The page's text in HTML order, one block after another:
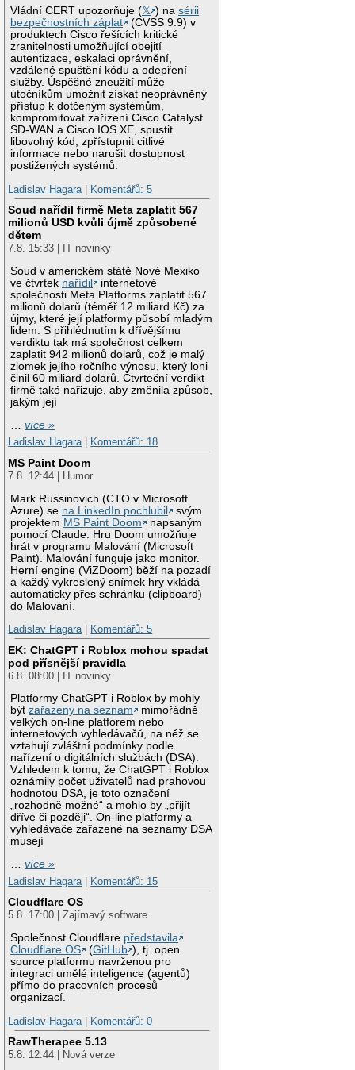
Vládní CERT upozorňuje (𝕏 ) nasérii
bezpečnostních záplat
(CVSS 9.9) v
produktech Cisco řešících kritické
zranitelnosti umožňující obejití
autentizace, eskalaci oprávnění,
vzdálené spuštění kódu a odepření
služby. Úspěšné zneužití může
útočníkům umožnit získat neoprávněný
přístup k dotčeným systémům,
kompromitovat zařízení Cisco Catalyst
SD-WAN a Cisco IOS XE, spustit
libovolný kód, zpřístupnit citlivé
informace nebo narušit dostupnost
postižených systémů.
Ladislav Hagara
Komentářů: 5
Soud nařídil firmě Meta zaplatit 567
milionů USD kvůli újmě způsobené
dětem
7.8. 15:33 | IT novinky
Soud v americkém státě Nové Mexiko
ve čtvrtek nařídil
internetové
společnosti Meta Platforms zaplatit 567
milionů dolarů (téměř 12 miliard Kč) za
újmy, které její platformy působí mladým
lidem. S přihlédnutím k dřívějšímu
verdiktu tak má společnost celkem
zaplatit 942 milionů dolarů, což je malý
zlomek jejího ročního výnosu, který loni
činil 60 miliard dolarů. Čtvrteční verdikt
firmě také nařizuje, aby změnila způsob,
jakým její
…více »
Ladislav Hagara| Komentářů: 18
MS Paint Doom
7.8. 12:44 | Humor
Mark Russinovich (CTO v Microsoft
Azure) se na LinkedIn pochlubil
svým
projektem MS Paint Doom
napsaným
pomocí Claude. Hru Doom umožňuje
hrát v programu Malování (Microsoft
Paint). Malování funguje jako monitor.
Herní engine (ViZDoom) běží na pozadí
a každý vykreslený snímek hry vkládá
automaticky přes schránku (clipboard)
do Malování.
Ladislav Hagara| Komentářů: 5
EK: ChatGPT i Roblox mohou spadat
pod přísnější pravidla
6.8. 08:00 | IT novinky
Platformy ChatGPT i Roblox by mohly
býtzařazeny na seznam
mimořádně
velkých on-line platforem nebo
internetových vyhledávačů, na něž se
vztahují zvláštní podmínky podle
nařízení o digitálních službách (DSA).
Vzhledem k tomu, že ChatGPT i Roblox
oznámily počet uživatelů nad prahovou
hodnotou DSA, je toto označení
„rozhodně možné“ a mohlo by „přijít
dříve či později“. On-line platformy a
vyhledávače zařazené na seznamy DSA
musejí
…více »
Ladislav Hagara | Komentářů: 15
Cloudflare OS
5.8. 17:00 | Zajímavý software
Společnost Cloudflare představila
Cloudflare OS
(GitHub ), tj. open
source platformu navrženou pro
integraci umělé inteligence (agentů)
přímo do pracovních procesů
organizací.
Ladislav Hagara | Komentářů: 0
RawTherapee 5.13
5.8. 12:44 | Nová verze